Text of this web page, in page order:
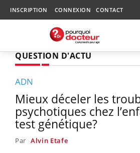
INSCRIPTION CONNEXION CONTACT
QUESTION D'ACTU
ADN
Mieux déceler les
psychotiques chez
test génétique?
Par Alvin Etafe